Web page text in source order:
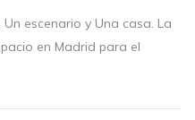
Un escenario y Una casa. La
en Madrid para el